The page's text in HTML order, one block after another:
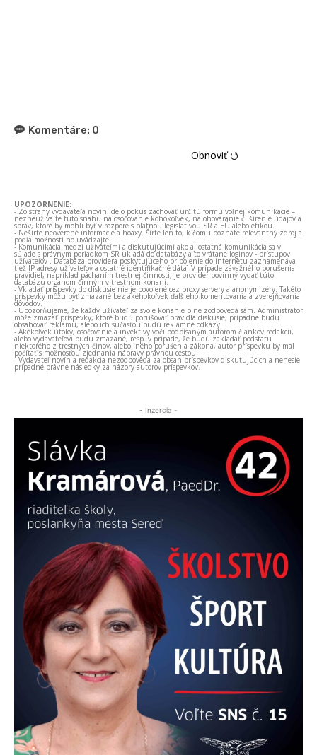
Komentáre: 0
Obnoviť ⭯
UPOZORNENIE:
- Zo strany vydavateľa novín ide o pokus zachovať určitú formu voľnej komunikácie –
nezneužívajte túto snahu na osočovanie kohokoľvek, na ohováranie či šírenie údajov a
správ, ktoré by mohli byť v rozpore s platnou legislatívou SR a EÚ alebo etikou.
- Nešírte neoverené informácie a hoaxy. Šírte len to, k čomu poznáte relevantný zdroj a
podľa možnosti ho uvádzajte.
- Komunikácia medzi užívateľmi a diskutujúcimi ako aj ostatná komunikácia sa v
súlade s právnym poriadkom SR ukladá do databázy a to vrátane loginov - prístupov
užívateľov . Databáza providera poskytujúceho pripojenie do internetu zaznamenáva
tiež IP adresy užívateľov a ostatné identifikačné dáta. V prípade závažného porušenia
pravidiel, napríklad páchaním trestnej činnosti, je provider povinný vydať túto
databázu orgánom činným v trestnom konaní.
- Vkladať príspevky do diskusie nie je povolené cez proxy servery a anonymizéry. Takéto
príspevky môžu byť zmazané bez akéhokoľvek ďalšieho komentovania a zverejňovania
dôvodov.
- Upozorňujeme, že každý užívateľ za svoje konanie plne zodpovedá sám. Administrátor
môže zmazať príspevky, ktoré budú porušovať pravidlá diskusie, prípadne budú
obsahovať reklamu, alebo ich súčasťou budú reklamné odkazy.
- Akékoľvek útoky, osočovanie a invektívy voči podpísaným autorom článkov redakcii,
alebo vydavateľovi budú zmazané, resp. v prípade, že budú zakladať podstatu
niektorého z trestných činov, alebo iného porušenia zákona, autor príspevku by mal
počítať s možnosťou zjednania nápravy právnou cestou.
- Vydavateľ novín a redakcia nezodpovedá za obsah príspevkov diskutujúcich a nenesie
prípadné právne následky za názory autorov príspevkov.
- Inzercia -